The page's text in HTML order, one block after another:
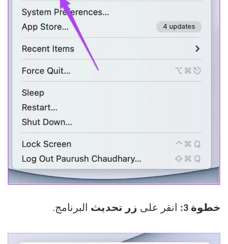
خطوة 3: انقر على زر تحديث البرنامج.